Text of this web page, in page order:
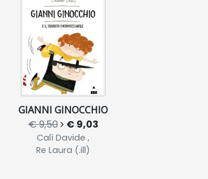
GIANNI GINOCCHIO
€ 9,50 € 9,03
Calì Davide ,
Re Laura (.ill)